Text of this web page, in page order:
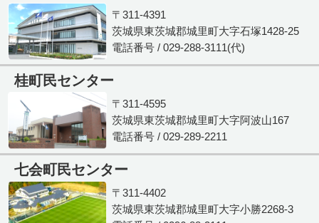
〒311-4391
茨城県東茨城郡城里町大字石塚1428-25
電話番号 / 029-288-3111(代)
桂町民センター
〒311-4595
茨城県東茨城郡城里町大字阿波山167
電話番号 / 029-289-2211
七会町民センター
〒311-4402
茨城県東茨城郡城里町大字小勝2268-3